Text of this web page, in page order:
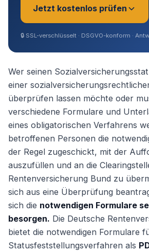
Jetzt kostenlos prüfen
Sie sind? *
Geschäftsführer (Angestellt /
Gesellschafter)
Selbstständig / Unternehmer
🔒 SSL-verschlüsselt · DSGVO-konform ·
Wer seinen
einer
überprüfen lassen möchte oder
verschiedene Formulare und
eines obligatorischen Verfahrens
betroffenen Personen die
der Regel zugeschickt, mit der
auszufüllen und an die
Rentenversicherung Bund zu
sich aus eine Überprüfung
sich die notwendigen Formulare
besorgen. Die Deutsche
bietet die notwendigen Formulare
Statusfeststellungsverfahren als